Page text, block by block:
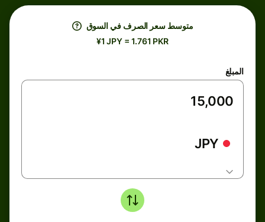
متوسط ​​سعر الصرف في السوق
¥1 JPY = 1.761 PKR
المبلغ
JPY